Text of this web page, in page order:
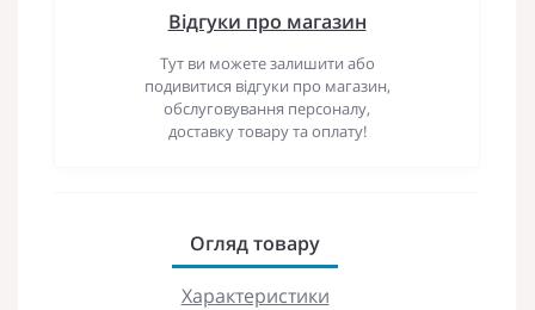
Відгуки про магазин
Тут ви можете залишити або
подивитися відгуки про магазин,
обслуговування персоналу,
доставку товару та оплату!
Огляд товару
Характеристики